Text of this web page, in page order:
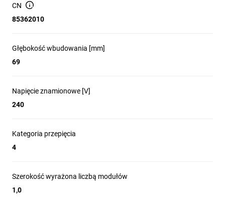
CN
85362010
Głębokość wbudowania [mm]
69
Napięcie znamionowe [V]
240
Kategoria przepięcia
4
Szerokość wyrażona liczbą modułów
1,0